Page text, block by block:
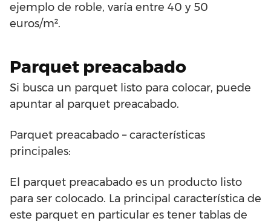
ejemplo de roble, varía entre 40 y 50
euros/m².
Parquet preacabado
Si busca un parquet listo para colocar, puede
apuntar al parquet preacabado.
Parquet preacabado – características
principales:
El parquet preacabado es un producto listo
para ser colocado. La principal característica de
este parquet en particular es tener tablas de